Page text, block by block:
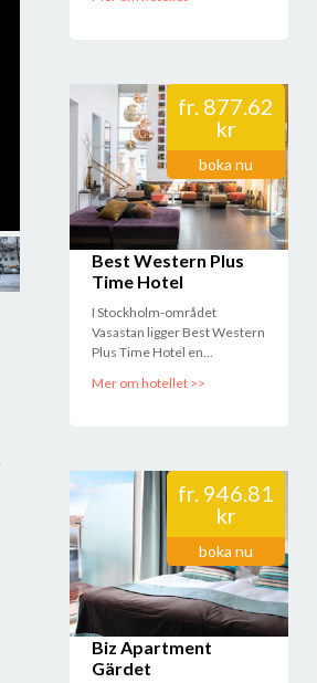
Hotel ibis Stockholm Spånga
fr. 877.62
kr
boka nu
Best Western Plus
Time Hotel
I Stockholm-området
Vasastan ligger Best Western
Plus Time Hotel en...
Mer om hotellet >>
fr. 946.81
kr
boka nu
Biz Apartment
Gärdet